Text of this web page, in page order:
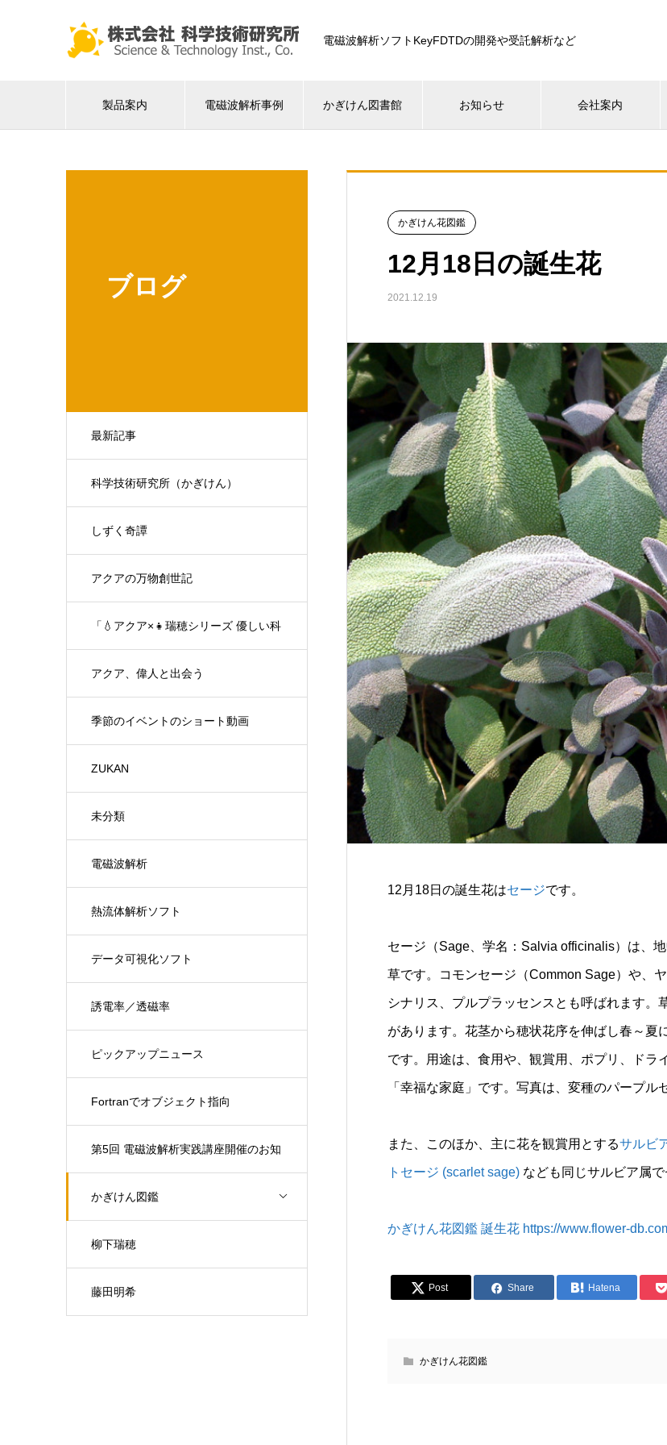
電磁波解析ソフトKeyFDTDの開発や受託解析など
製品案内 電磁波解析事例 かぎけん図書館 お知らせ 会社案内
ブログ
最新記事
科学技術研究所（かぎけん）
しずく奇譚
アクアの万物創世記
「💧アクア×👧瑞穂シリーズ 優しい科
学の対話」
アクア、偉人と出会う
季節のイベントのショート動画
ZUKAN
未分類
電磁波解析
熱流体解析ソフト
データ可視化ソフト
誘電率／透磁率
ピックアップニュース
Fortranでオブジェクト指向
第5回 電磁波解析実践講座開催のお知
らせ（開催日：9月30日)
かぎけん図鑑
柳下瑞穂
藤田明希
かぎけん花図鑑
12月18日の誕生花
2021.12.19
12月18日の誕生花はセージです。
セージ（Sage、学名：Salvia officinalis）は、
草です。コモンセージ（Common Sage）や、
シナリス、プルプラッセンスとも呼ばれます
があります。花茎から穂状花序を伸ばし春～
です。用途は、食用や、観賞用、ポプリ、ドラ
「幸福な家庭」です。写真は、変種のパープル
また、このほか、主に花を観賞用とするサルビ
トセージ (scarlet sage) なども同じサルビア属で
かぎけん花図鑑 誕生花 https://www.flower-
Post Share Hatena
かぎけん花図鑑